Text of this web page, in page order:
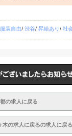
服装自由/ 渋谷/ 昇給あり/ 社
の求人に戻る
木の求人に戻るの求人に戻る